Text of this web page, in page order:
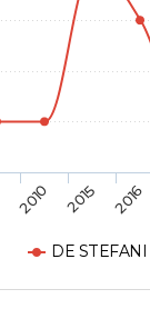
DE STEFANI
2010 2015 2016